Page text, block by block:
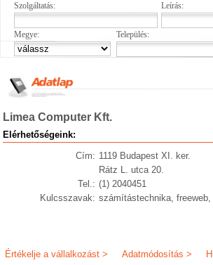
Szolgáltatás: Leírás:
Megye: Település:
Limea Computer Kft.
Elérhetőségeink:
Cím: 1119 Budapest XI. ker.
Rátz L. utca 20.
Tel.: (1) 2040451
Kulcsszavak: számítástechnika, freeweb,
Adatmódosítás >
Értékelje a vállalkozást >